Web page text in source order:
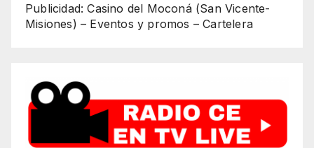
Publicidad: Casino del Moconá (San Vicente-
Misiones) – Eventos y promos – Cartelera